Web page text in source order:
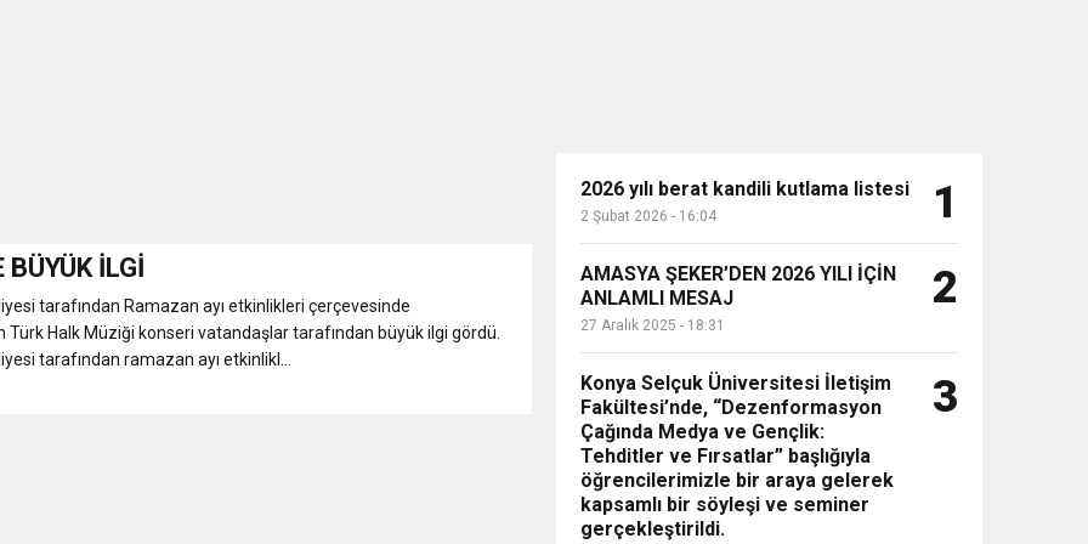
“Amasya’nın Gururları: Dereceye Giren Öğrenciler İçin Anlamlı Tören”
Festivali
listesi
BÜYÜK İLGİ
tarafından Ramazan ayı etkinlikleri çerçevesinde
Türk Halk Müziği konseri vatandaşlar tarafından büyük ilgi gördü.
tarafından ramazan ayı etkinlikl...
2026 yılı berat kandili kutlama listesi
2 Şubat 2026 - 16:04 1
AMASYA ŞEKER’DEN 2026 YILI İÇİN
ANLAMLI MESAJ
27 Aralık 2025 - 18:31
2
Konya Selçuk Üniversitesi İletişim
Fakültesi’nde, “Dezenformasyon
Çağında Medya ve Gençlik:
Tehditler ve Fırsatlar” başlığıyla
öğrencilerimizle bir araya gelerek
kapsamlı bir söyleşi ve seminer
gerçekleştirildi.
3